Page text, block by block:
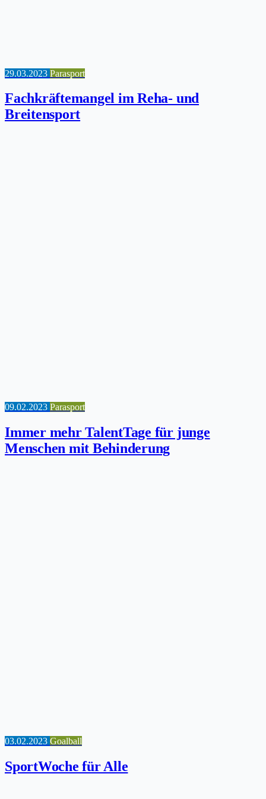
29.03.2023 Parasport
Fachkräftemangel im Reha- und
Breitensport
09.02.2023 Parasport
Immer mehr TalentTage für junge
Menschen mit Behinderung
03.02.2023 Goalball
SportWoche für Alle